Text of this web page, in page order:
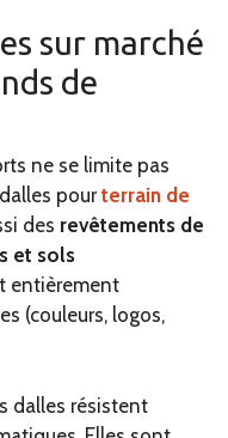
sur marché
de
ne se limite pas
pourterrain de
des revêtements de
et sols
entièrement
(couleurs, logos,
dalles résistent